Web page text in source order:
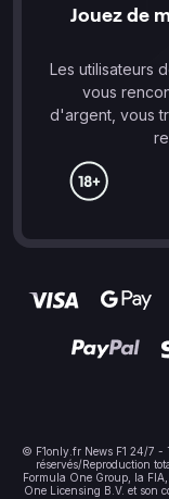
Jouez de
Les utilisateurs
vous
d'argent, vous
© F1only.fr News F1 24/7 -
réservés/Reproduction
Formula One Group, la
One Licensing B.V. et son